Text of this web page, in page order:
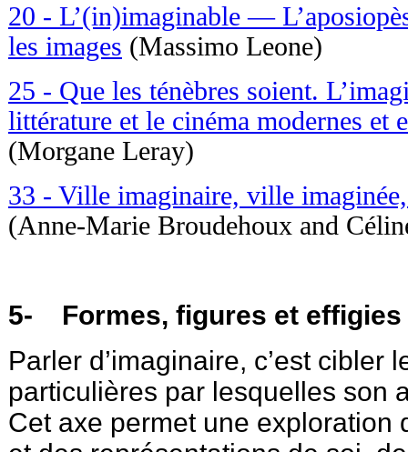
20 - L’(in)imaginable —
les images (Massimo Leone)
25 - Que les ténèbres soient.
littérature et le cinéma modernes et
(Morgane Leray)
33 - Ville imaginaire, ville
(Anne-Marie Broudehoux and
5- Formes, figures et effigies
Parler d’imaginaire, c’est cibler
particulières par lesquelles son
Cet axe permet une exploration